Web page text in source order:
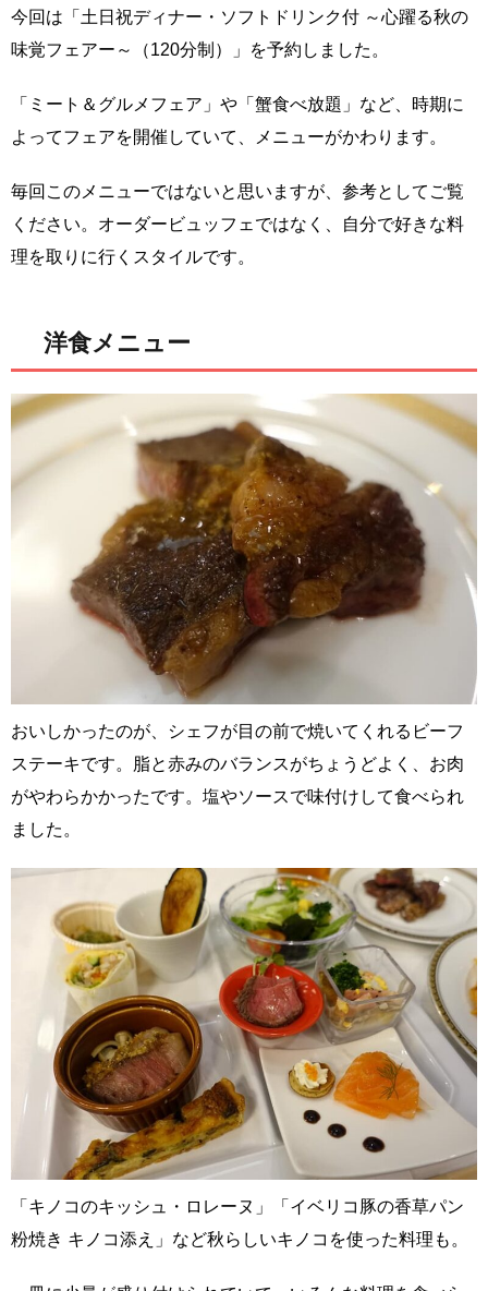
今回は「土日祝ディナー・ソフトドリンク付 ～心躍る秋の
味覚フェアー～（120分制）」を予約しました。
「ミート＆グルメフェア」や「蟹食べ放題」など、時期に
よってフェアを開催していて、メニューがかわります。
毎回このメニューではないと思いますが、参考としてご覧
ください。オーダービュッフェではなく、自分で好きな料
理を取りに行くスタイルです。
洋食メニュー
おいしかったのが、シェフが目の前で焼いてくれるビーフ
ステーキです。脂と赤みのバランスがちょうどよく、お肉
がやわらかかったです。塩やソースで味付けして食べられ
ました。
「キノコのキッシュ・ロレーヌ」「イベリコ豚の香草パン
粉焼き キノコ添え」など秋らしいキノコを使った料理も。